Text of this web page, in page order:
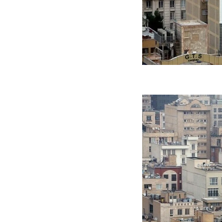
جنگنده شکاری رهگیر آمریکا | F-14
مرگبارتر پهپادهای ایرانی | پهپاد انتحاری
جدید ایران چیست؟